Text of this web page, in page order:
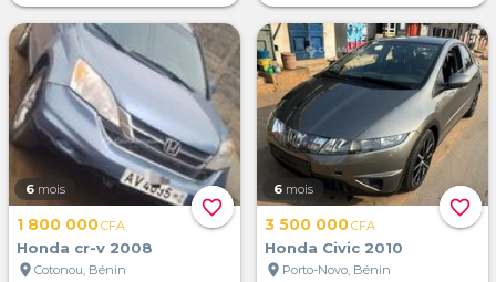
favorite_border
6 mois
1 800 000CFA
Honda cr-v 2008
location_on Cotonou, Bénin
favorite_border
6 mois
3 500 000CFA
Honda Civic 2010
location_on Porto-Novo, Bénin